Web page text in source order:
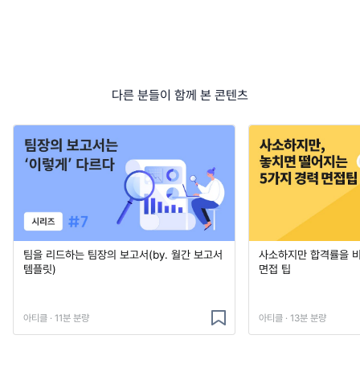
다른 분들이 함께 본 콘텐츠
팀을 리드하는 팀장의 보고서(by. 월간 보고서
템플릿)
아티클 · 11분 분량
사소하지만 합격률을
면접 팁
아티클 · 13분 분량